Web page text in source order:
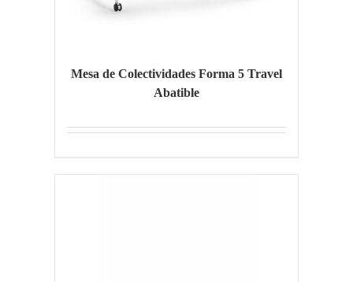
Mesa de Colectividades Forma 5 Travel
Abatible